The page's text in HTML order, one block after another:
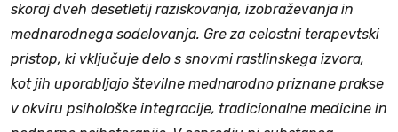
skoraj dveh desetletij raziskovanja, izobraževanja in
mednarodnega sodelovanja. Gre za celostni terapevtski
pristop, ki vključuje delo s snovmi rastlinskega izvora,
kot jih uporabljajo številne mednarodno priznane prakse
v okviru psihološke integracije, tradicionalne medicine in